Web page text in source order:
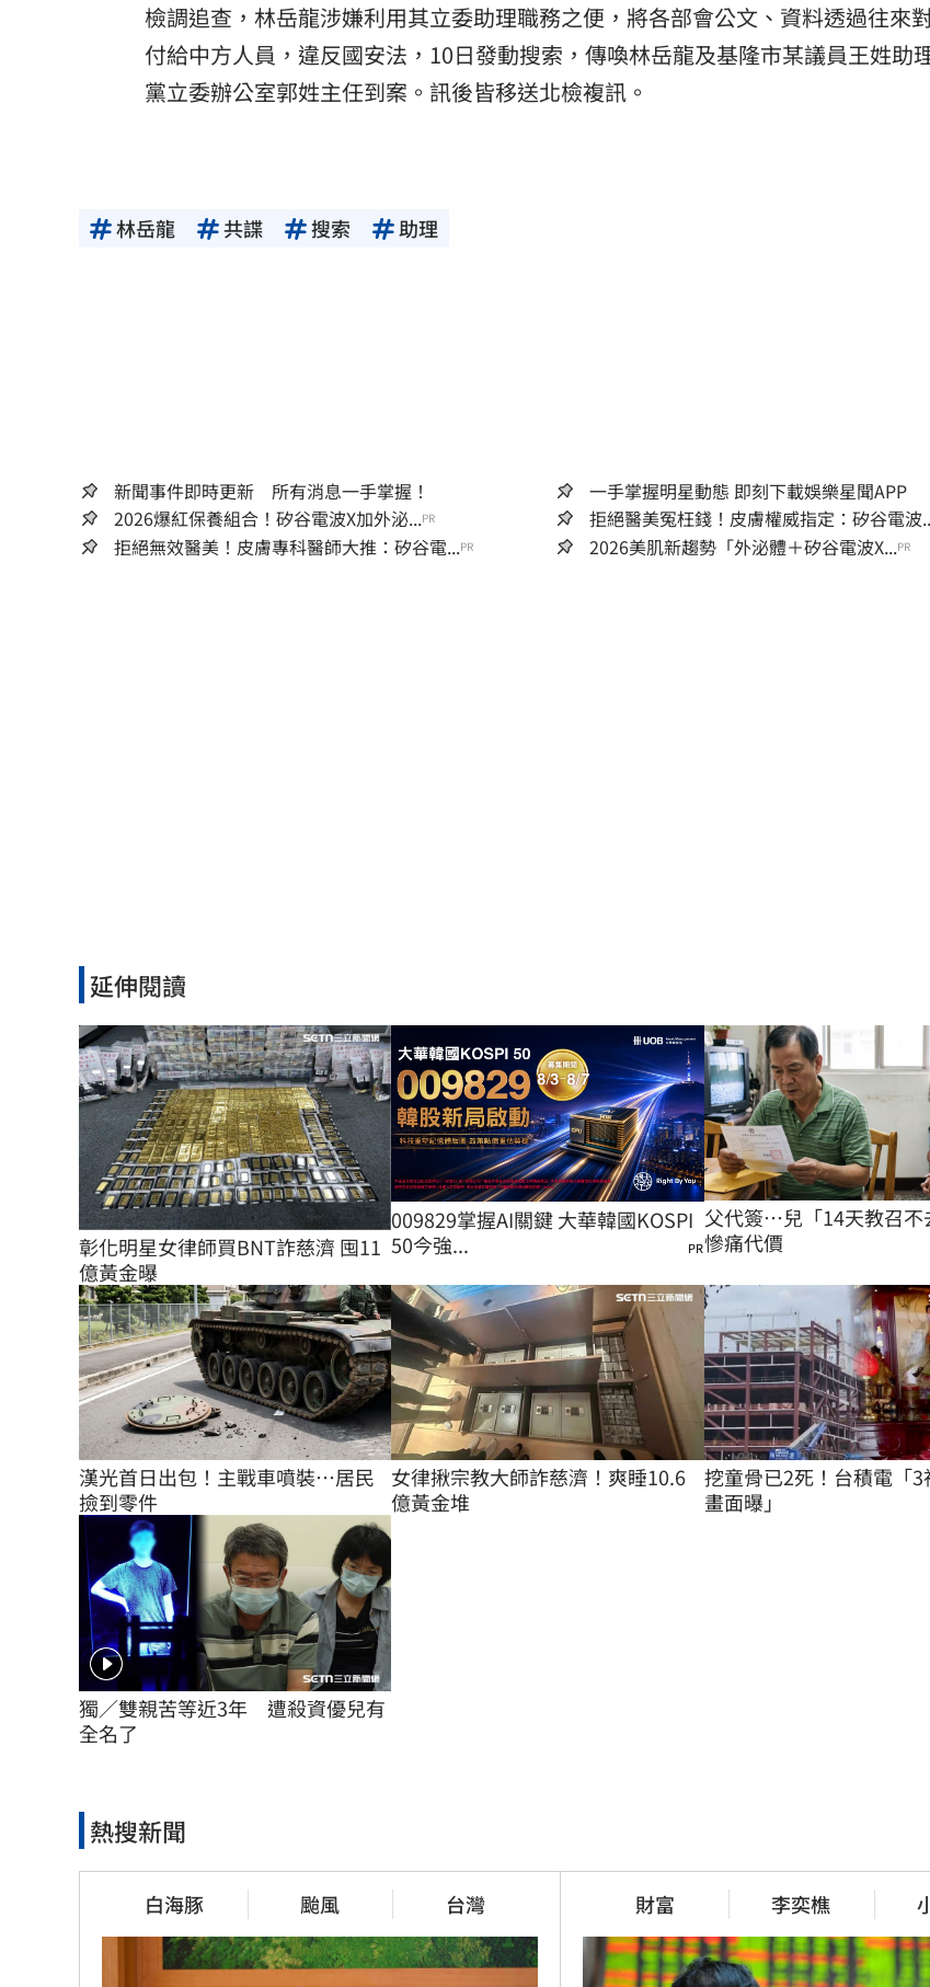
檢調追查，林岳龍涉嫌利用其立委助理職務之便，將各部會公文、資料透過往來
付給中方人員，違反國安法，10日發動搜索，傳喚林岳龍及基隆市某議員王姓助
黨立委辦公室郭姓主任到案。訊後皆移送北檢複訊。
林岳龍 共諜 搜索 助理
新聞事件即時更新 所有消息一手掌握！
一手掌握明星動態 即刻下載娛樂星聞APP
2026爆紅保養組合！矽谷電波X加外泌...PR 拒絕醫美冤枉錢！皮膚權威指定：矽谷電波
拒絕無效醫美！皮膚專科醫師大推：矽谷電...PR 2026美肌新趨勢「外泌體＋矽谷電波X...PR
延伸閱讀
彰化明星女律師買BNT詐慈濟 囤11
億黃金曝
009829掌握AI關鍵 大華韓國KOSPI
50今強...
PR
父代簽…兒「14天教召不
慘痛代價
漢光首日出包！主戰車噴裝…居民
撿到零件
女律揪宗教大師詐慈濟！爽睡10.6
億黃金堆
挖童骨已2死！台積電「3
畫面曝」
獨／雙親苦等近3年　遭殺資優兒有
全名了
熱搜新聞
白海豚 颱風 台灣 財富 李奕樵